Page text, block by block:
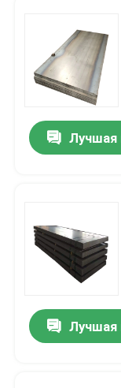
Лучшая
Лучшая